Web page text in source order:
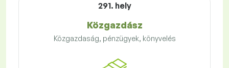
291. hely
Közgazdász
Közgazdaság, pénzügyek, könyvelés